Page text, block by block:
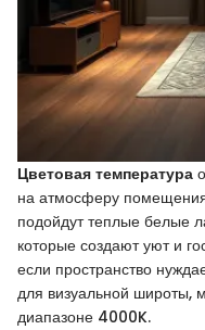
Цветовая температура
на атмосферу
подойдут теплые белые
которые создают уют и
если пространство
для визуальной широты,
диапазоне 4000K.